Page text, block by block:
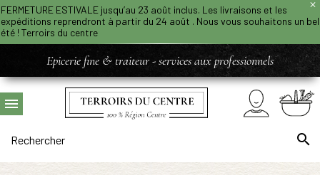
FERMETURE ESTIVALE jusqu’au 23 août inclus. Les livraisons et les
expéditions reprendront à partir du 24 août . Nous vous souhaitons un bel
été ! Terroirs du centre
Epicerie fine & traiteur - services aux professionnels